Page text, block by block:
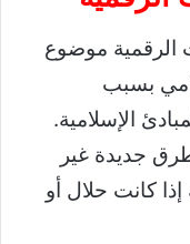
الرقمية موضوع
بسبب
الإسلامية.
جديدة غير
كانت حلال أو